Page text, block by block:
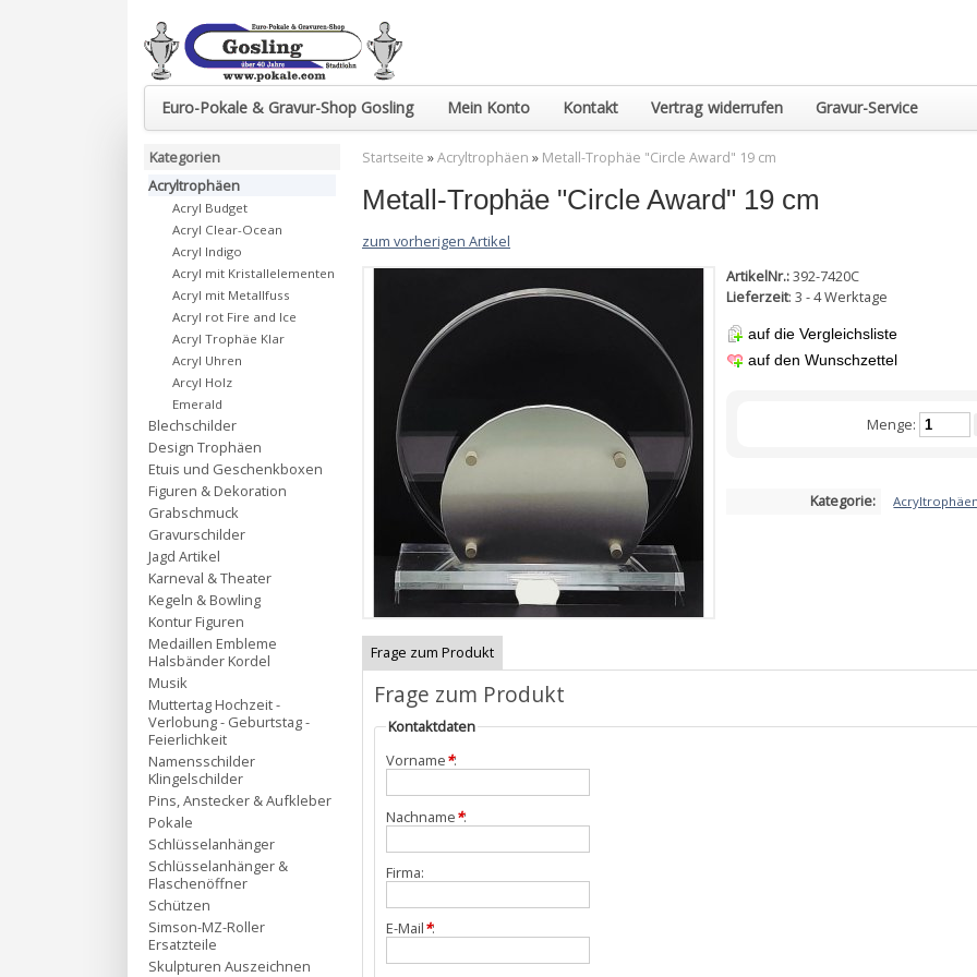
Euro-Pokale & Gravur-Shop Gosling Mein Konto Kontakt Vertrag widerrufen Gravur-Service
Startseite »Acryltrophäen » Metall-Trophäe "Circle Award" 19 cm
Metall-Trophäe "Circle Award" 19 cm
zum vorherigen Artikel
ArtikelNr.:392-7420C
Lieferzeit: 3 - 4 Werktage
auf die Vergleichsliste
auf den Wunschzettel
Menge:
Kategorie:
Frage zum Produkt
Frage zum Produkt
Kontaktdaten
Vorname*:
Nachname*:
Firma:
E-Mail*:
Kategorien
Acryltrophäen
Acryl Budget
Acryl Clear-Ocean
Acryl Indigo
Acryl mit Kristallelementen
Acryl mit Metallfuss
Acryl rot Fire and Ice
Acryl Trophäe Klar
Acryl Uhren
Arcyl Holz
Emerald
Blechschilder
Design Trophäen
Etuis und Geschenkboxen
Figuren & Dekoration
Grabschmuck
Gravurschilder
Jagd Artikel
Karneval & Theater
Kegeln & Bowling
Kontur Figuren
Medaillen Embleme
Halsbänder Kordel
Musik
Muttertag Hochzeit -
Verlobung - Geburtstag -
Feierlichkeit
Namensschilder
Klingelschilder
Pins, Anstecker & Aufkleber
Pokale
Schlüsselanhänger
Schlüsselanhänger &
Flaschenöffner
Schützen
Simson-MZ-Roller
Ersatzteile
Skulpturen Auszeichnen